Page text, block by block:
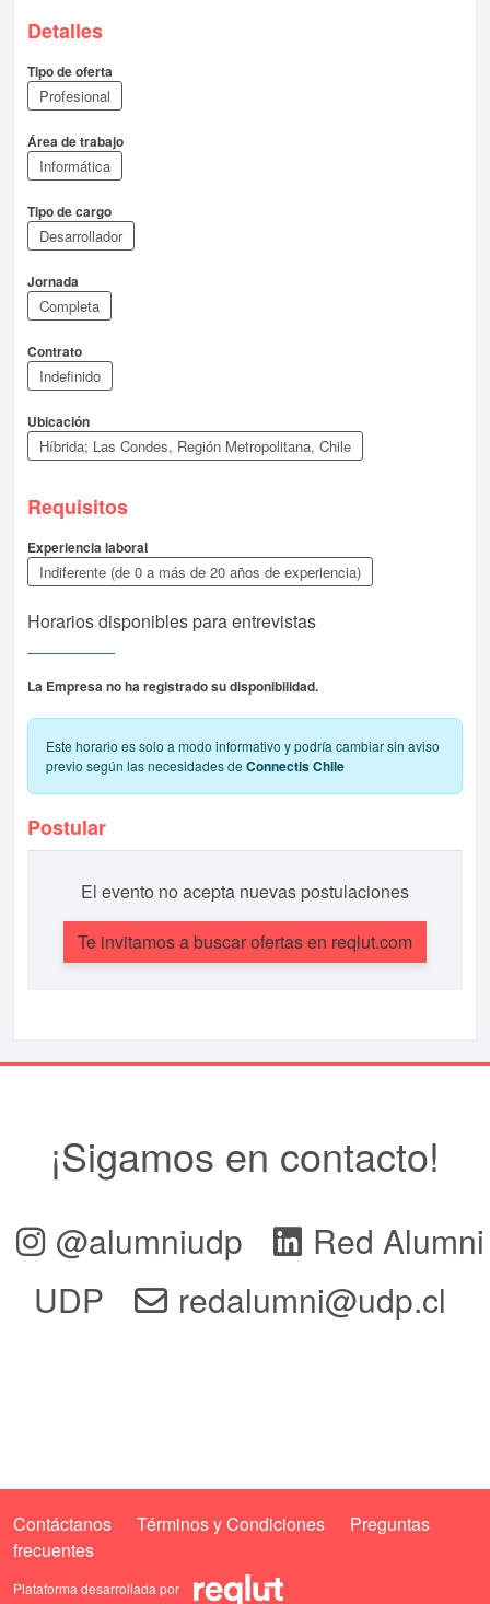
Detalles
Tipo de oferta
Profesional
Área de trabajo
Informática
Tipo de cargo
Desarrollador
Jornada
Completa
Contrato
Indefinido
Ubicación
Híbrida; Las Condes, Región Metropolitana, Chile
Requisitos
Experiencia laboral
Indiferente (de 0 a más de 20 años de experiencia)
Horarios disponibles para entrevistas
La Empresa no ha registrado su disponibilidad.
Este horario es solo a modo informativo y podría cambiar sin aviso
previo según las necesidades de Connectis Chile
Postular
El evento no acepta nuevas postulaciones
Te invitamos a buscar ofertas en reqlut.com
¡Sigamos en contacto!
@alumniudp
Red Alumni
UDP
redalumni@udp.cl
Contáctanos Términos y Condiciones
Preguntas
frecuentes
Plataforma desarrollada por